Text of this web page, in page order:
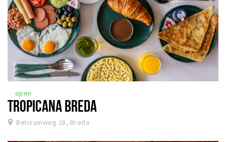
open
TROPICANA BREDA
Belcrumweg 28, Breda